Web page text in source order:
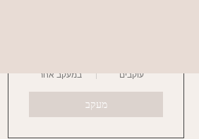
עוקבים במעקב אחר
מעקב